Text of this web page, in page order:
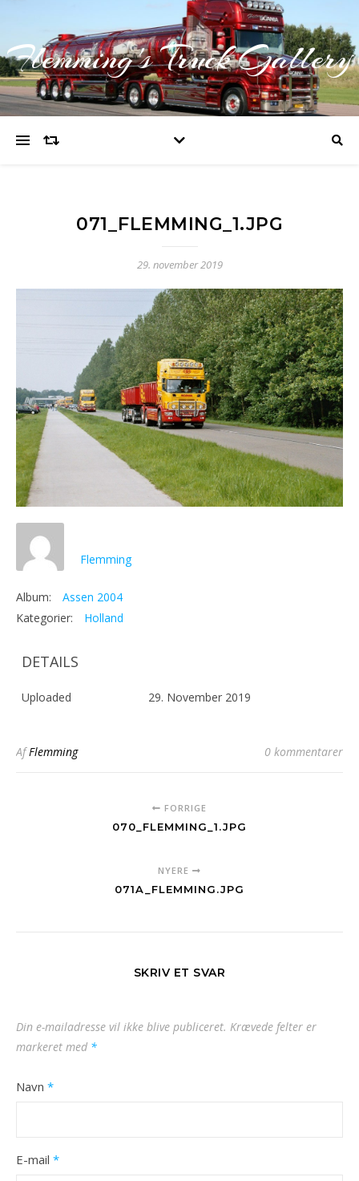
Flemming's Truck Gallery
071_FLEMMING_1.JPG
29. november 2019
Flemming
Album:
Assen 2004
Kategorier:
Holland
DETAILS
Uploaded 29. November 2019
AfFlemming 0 kommentarer
FORRIGE
070_FLEMMING_1.JPG
NYERE
071A_FLEMMING.JPG
SKRIV ET SVAR
Din e-mailadresse vil ikke blive publiceret. Krævede felter er
markeret med *
Navn *
E-mail *